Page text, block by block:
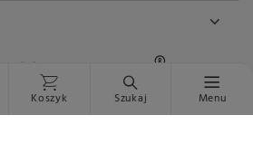
Koszyk Szukaj Menu